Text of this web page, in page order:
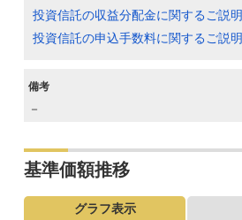
投資信託の収益分配金に関するご説明
投資信託の申込手数料に関するご説明
備考
－
基準価額推移
グラフ表示